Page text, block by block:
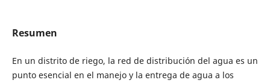
Resumen
En un distrito de riego, la red de distribución del agua es un
punto esencial en el manejo y la entrega de agua a los